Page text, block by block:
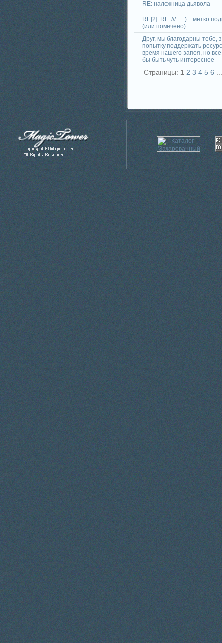
RE: наложница дьявола
RE[2]: RE: /// ... :) .. метко
(или помечено) ...
Друг, мы благодарны тебе,
попытку поддержать
время нашего запоя, но все
бы быть чуть интереснее
Страницы: 1 2 3 4 5 6